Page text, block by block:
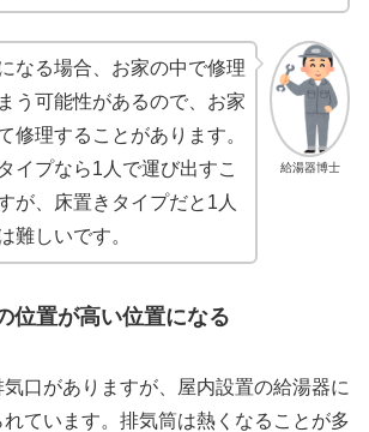
給湯器博士
なる場合、お家の中で修理
う可能性があるので、お家
修理することがあります。
イプなら1人で運び出すこ
が、床置きタイプだと1人
難しいです。
位置が高い位置になる
口がありますが、屋内設置の給湯器に
ています。排気筒は熱くなることが多